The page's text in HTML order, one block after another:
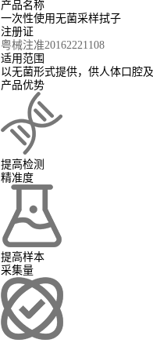
产品名称
一次性使用无菌采样拭子
注册证
粤械注准20162221108
适用范围
以无菌形式提供，供人体口腔
产品优势
提高检测
精准度
提高样本
采集量